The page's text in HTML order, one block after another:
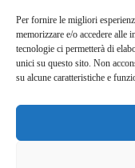
Per fornire le migliori
memorizzare e/o accedere
tecnologie ci permetterà di
unici su questo sito. Non
su alcune caratteristiche e